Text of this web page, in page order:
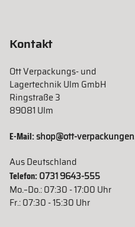
Kontakt
Ott Verpackungs- und
Lagertechnik Ulm GmbH
Ringstraße 3
89081 Ulm
E-Mail:shop@ott-
Aus Deutschland
Telefon: 0731 9643-555
Mo.–Do.: 07:30 - 17:00 Uhr
Fr.: 07:30 - 15:30 Uhr